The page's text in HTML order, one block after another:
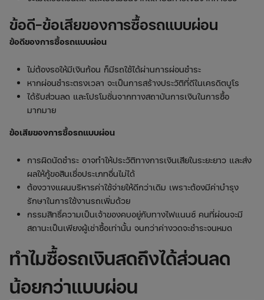
ข้อดี-ข้อเสียของการซื้อรถแบบผ่อน
ข้อดีของการซื้อรถแบบผ่อน
ไม่ต้องรอให้มีเงินก้อน ก็มีรถใช้ได้ผ่านการผ่อนชำระ
หากผ่อนชำระตรงเวลา จะเป็นการสร้างประวัติที่ดีในเครดิตบูโร
ได้รับส่วนลด และโปรโมชั่นจากทางสถาบันการเงินในการซื้อ
มากมาย
ข้อเสียของการซื้อรถแบบผ่อน
การผิดนัดชำระ อาจทำให้ประวัติทางการเงินเสียในระยะยาว และส่ง
ผลให้กู้ขอสินเชื่อประเภทอื่นไม่ได้
ต้องวางแผนบริหารค่าใช้จ่ายให้ดีกว่าเดิม เพราะต้องมีค่าบำรุง
รักษาในการใช้งานรถเพิ่มด้วย
กรรมสิทธิ์ความเป็นเจ้าของคบอยู่กับทางไฟแนนซ์ คนที่ผ่อนจะมี
สถานะเป็นเพียงผู้เช่าซื้อเท่านั้น จนกว่าค่างวดจะชำระจนหมด
ทำไมซื้อรถเงินสดถึงได้ส่วนลด
น้อยกว่าแบบผ่อน